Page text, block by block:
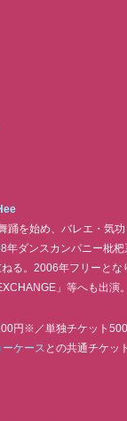
踊を始め、バレエ・気
年ダンスカンパニー枇杷
る。2006年フリーとな
」等へも出演。
円※／単独チケット
ーケース との共通チケッ